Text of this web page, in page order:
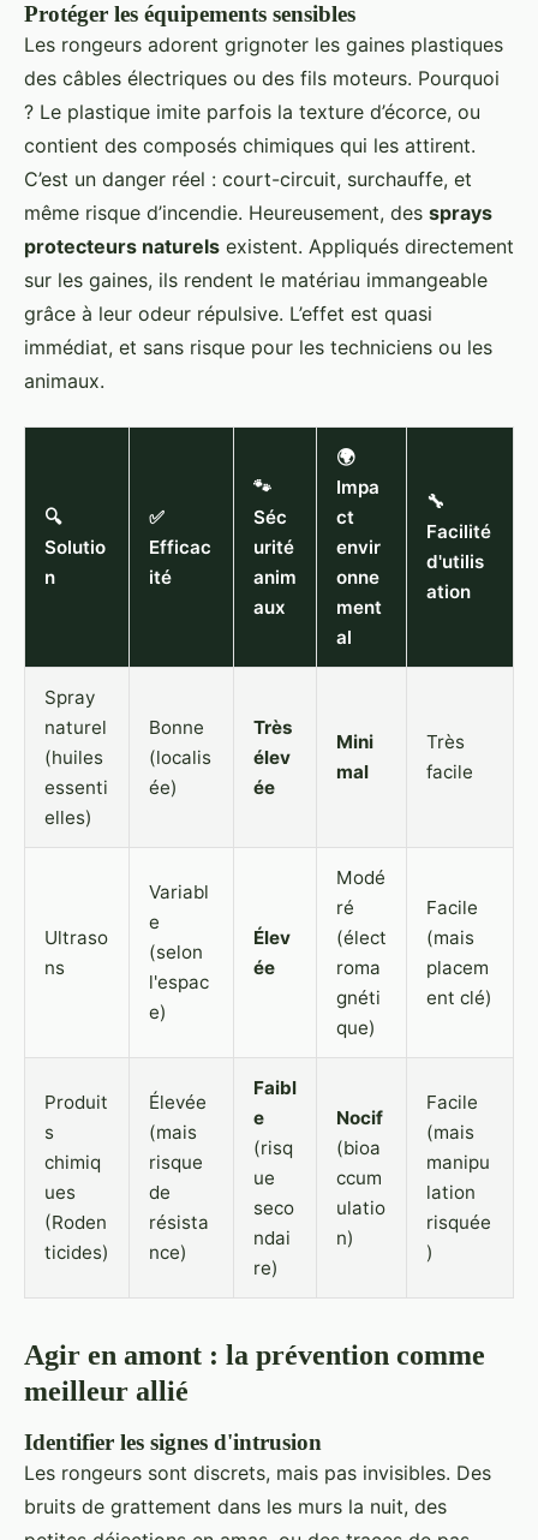
Protéger les équipements sensibles
Les rongeurs adorent grignoter les gaines plastiques
des câbles électriques ou des fils moteurs. Pourquoi
? Le plastique imite parfois la texture d’écorce, ou
contient des composés chimiques qui les attirent.
C’est un danger réel : court-circuit, surchauffe, et
même risque d’incendie. Heureusement, des sprays
protecteurs naturels existent. Appliqués directement
sur les gaines, ils rendent le matériau immangeable
grâce à leur odeur répulsive. L’effet est quasi
immédiat, et sans risque pour les techniciens ou les
animaux.
🔍
Solutio
n
✅
Efficac
ité
🐾
Séc
urité
anim
aux
🌍
Impa
ct
envir
onne
ment
al
🔧
Facilité
d'utilis
ation
Spray
naturel
(huiles
essenti
elles)
Bonne
(localis
ée)
Très
élev
ée
Mini
mal
Très
facile
Ultraso
ns
Variabl
e
(selon
l'espac
e)
Élev
ée
Modé
ré
(élect
roma
gnéti
que)
Facile
(mais
placem
ent clé)
Produit
s
chimiq
ues
(Roden
ticides)
Élevée
(mais
risque
de
résista
nce)
Faibl
e
(risq
ue
seco
ndai
re)
Nocif
(bioa
ccum
ulatio
n)
Facile
(mais
manipu
lation
risquée
)
Agir en amont : la prévention comme
meilleur allié
Identifier les signes d'intrusion
Les rongeurs sont discrets, mais pas invisibles. Des
bruits de grattement dans les murs la nuit, des